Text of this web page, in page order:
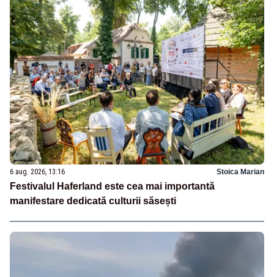
6 aug. 2026, 13:16 Stoica Marian
Festivalul Haferland este cea mai importantă
manifestare dedicată culturii săsești